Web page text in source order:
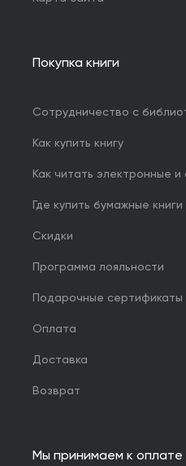
Покупка книги
Сотрудничество с
Как купить книгу
Как читать электронные и
Где купить бумажные книги
Скидки
Программа лояльности
Подарочные сертификаты
Оплата
Доставка
Возврат
Мы принимаем к оплате